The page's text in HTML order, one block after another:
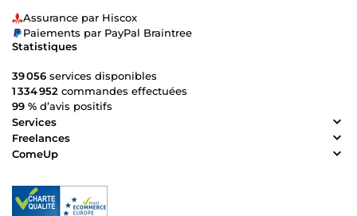
Assurance par Hiscox
Paiements par PayPal Braintree
Statistiques
39 056 services disponibles
1 334 952 commandes effectuées
99 % d’avis positifs
Services
Freelances
ComeUp